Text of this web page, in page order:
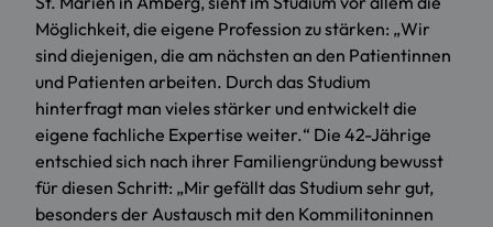
Möglichkeit, die eigene Profession zu stärken: „Wir
sind diejenigen, die am nächsten an den Patientinnen
und Patienten arbeiten. Durch das Studium
hinterfragt man vieles stärker und entwickelt die
eigene fachliche Expertise weiter.“ Die 42-Jährige
entschied sich nach ihrer Familiengründung bewusst
für diesen Schritt: „Mir gefällt das Studium sehr gut,
besonders der Austausch mit den Kommilitoninnen